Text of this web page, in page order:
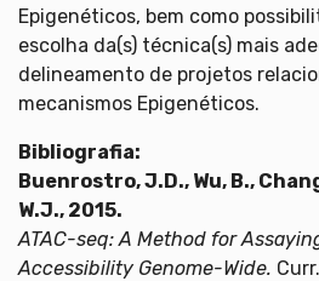
Epigenéticos, bem como
escolha da(s) técnica(s) mais
delineamento de projetos
mecanismos Epigenéticos.
Bibliografia:
Buenrostro, J.D., Wu, B.,
W.J., 2015.
ATAC-seq: A Method for
Accessibility Genome-Wide.